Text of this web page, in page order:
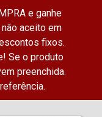
e ganhe
aceito em
fixos.
Se o produto
preenchida.